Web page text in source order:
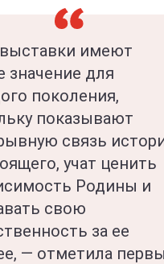
имеют
значение для
поколения,
показывают
связь
учат ценить
Родины и
свою
за ее
— отметила